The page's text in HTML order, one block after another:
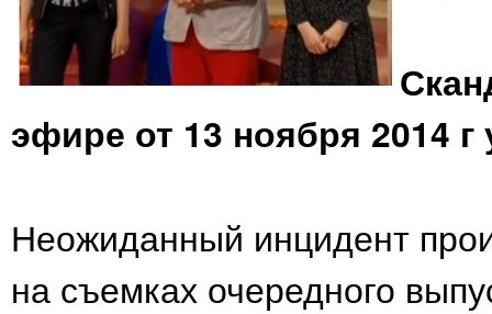
эфире от 13 ноября 2014
Неожиданный инцидент
на съемках очередного